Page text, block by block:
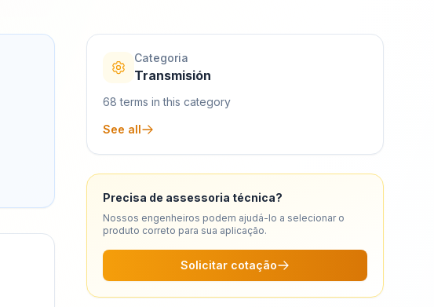
Categoria
Transmisión
68 terms in this category
See all
Precisa de assessoria técnica?
Nossos engenheiros podem ajudá-lo a selecionar o
produto correto para sua aplicação.
Solicitar cotação